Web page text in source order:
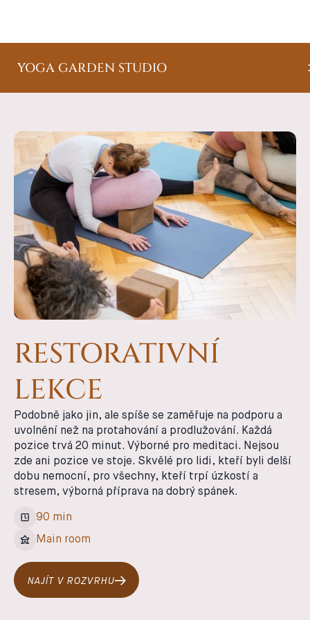
YOGA GARDEN STUDIO
RESTORATIVNÍ
LEKCE
Podobně jako jin, ale spíše se zaměřuje na podporu a
uvolnění než na protahování a prodlužování. Každá
pozice trvá 20 minut. Výborné pro meditaci. Nejsou
zde ani pozice ve stoje. Skvělé pro lidi, kteří byli delší
dobu nemocní, pro všechny, kteří trpí úzkostí a
stresem, výborná příprava na dobrý spánek.
90 min
Main room
NAJÍT V ROZVRHU